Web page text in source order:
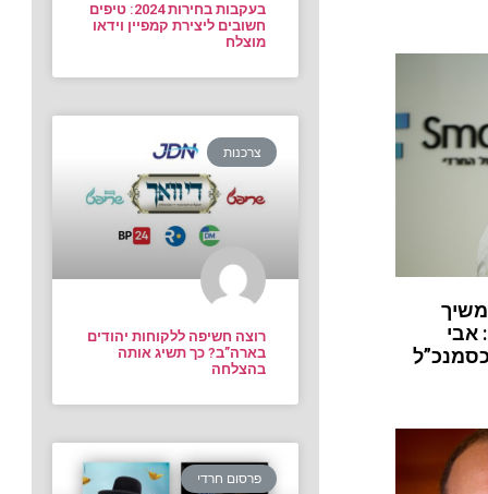
אבי
בעקבות בחירות 2024: טיפים
חשובים ליצירת קמפיין וידאו
מוצלח
צרכנות
רוצה חשיפה ללקוחות יהודים
בארה”ב? כך תשיג אותה
בהצלחה
פרסום חרדי